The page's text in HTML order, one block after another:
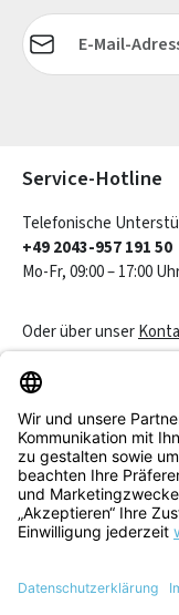
E-Mail-Adresse*
Service-Hotline
Telefonische
+49 2043-957 191 50
Mo-Fr, 09:00 – 17:00
Oder über unser
Service &
Informationen